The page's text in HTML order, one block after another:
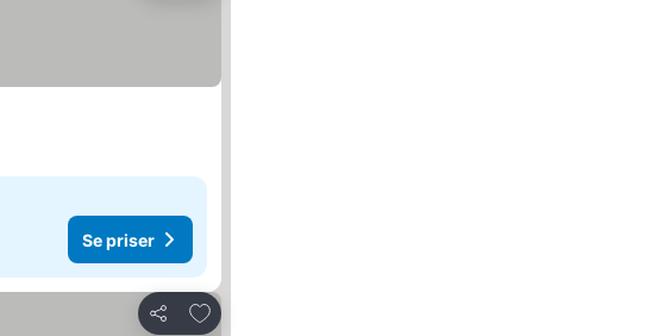
Se priser
Dela
Lägg till i Mina Favoriter